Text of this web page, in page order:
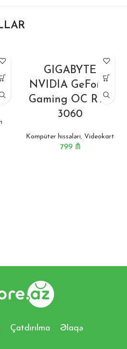
GIGABYTE
NVIDIA GeForce
Gaming OC RTX
3060
Kompüter hissələri, Videokart
799 ₼
Çatdırılma Əlaqə